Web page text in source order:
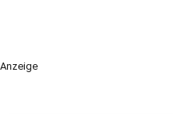
Anzeige